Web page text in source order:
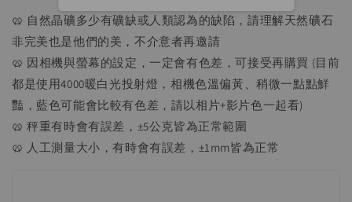
🥨 自然晶礦多少有礦缺或人類認為的缺陷，請理解天然礦石
非完美也是他們的美，不介意者再邀請
🥨 因相機與螢幕的設定，一定會有色差，可接受再購買 (目前
都是使用4000暖白光投射燈，相機色溫偏黃、稍微一點點鮮
豔，藍色可能會比較有色差，請以相片+影片色一起看)
🥨 秤重有時會有誤差，±5公克皆為正常範圍
🥨 人工測量大小，有時會有誤差，±1mm皆為正常